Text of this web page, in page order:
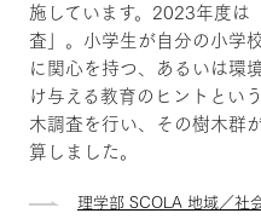
施しています。2023年度は
査」。小学生が自分の小学
に関心を持つ、あるいは環
け与える教育のヒントとい
木調査を行い、その樹木群
算しました。
理学部 SCOLA 地域／社